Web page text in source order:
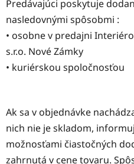
Predávajúci poskytuje
nasledovnými spôsobmi :
• osobne v predajni
s.r.o. Nové Zámky
• kuriérskou spoločnosťou
Ak sa v objednávke
nich nie je skladom,
možnosťami čiastočných
zahrnutá v cene tovaru.